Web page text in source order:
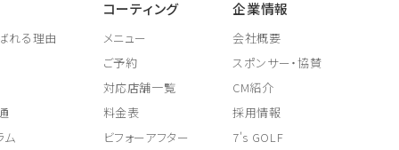
れる理由
ム
コーティング
メニュー
ご予約
対応店舗一覧
料金表
ビフォーアフター
企業情報
会社概要
スポンサー・協賛
CM紹介
採用情報
7's GOLF